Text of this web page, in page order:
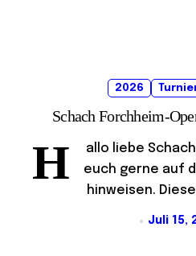
2026
Schach Forchheim-
H
allo liebe
euch gerne auf
hinweisen.
Juli 15,